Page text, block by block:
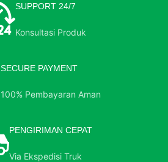
SUPPORT 24/7
Konsultasi Produk
SECURE PAYMENT
100% Pembayaran Aman
PENGIRIMAN CEPAT
Via Ekspedisi Truk